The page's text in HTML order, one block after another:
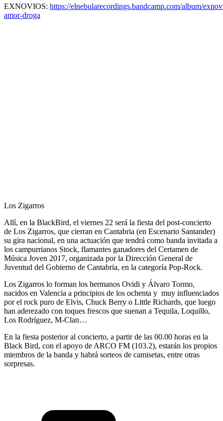
EXNOVIOS: https://elnebularecordings.bandcamp.com/album/
amor-droga
Los Zigarros
Allí, en la BlackBird, el viernes 22 será la fiesta del post-concierto
de Los Zigarros, que cierran en Cantabria (en Escenario Santander)
su gira nacional, en una actuación que tendrá como banda invitada a
los campurrianos Stock, flamantes ganadores del Certamen de
Música Joven 2017, organizada por la Dirección General de
Juventud del Gobierno de Cantabria, en la categoría Pop-Rock.
Los Zigarros lo forman los hermanos Ovidi y Álvaro Tormo,
nacidos en Valencia a principios de los ochenta y muy influenciados
por el rock puro de Elvis, Chuck Berry o Little Richards, que luego
han aderezado con toques frescos que suenan a Tequila, Loquillo,
Los Rodríguez, M-Clan…
En la fiesta posterior al concierto, a partir de las 00.00 horas en la
Black Bird, con el apoyo de ARCO FM (103.2), estarán los propios
miembros de la banda y habrá sorteos de camisetas, entre otras
sorpresas.